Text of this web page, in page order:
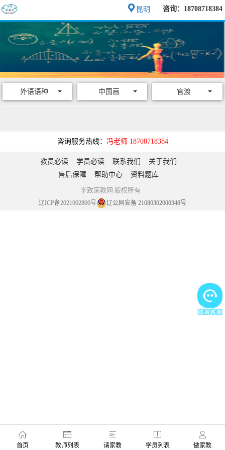
咨询：18708718384
昆明
外语语种 中国画 官渡
咨询服务热线： 冯老师 18708718384
教员必读 学员必读 联系我们
关于我们
售后保障
帮助中心 资料题库
学致家教网 版权所有
辽ICP备2021002800号 辽公网安备 21080302000348号
首页 教师列表 请家教 学员列表 做家教